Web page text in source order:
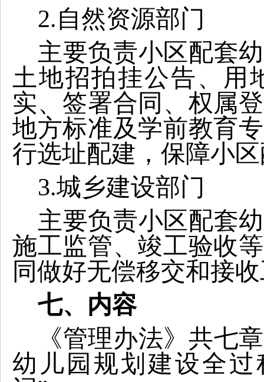
2.自然资源部门
主要负责小区配套
土地招拍挂公告、用
实、签署合同、权属
地方标准及学前教育
行选址配建，保障小
3.城乡建设部门
主要负责小区配套
施工监管、竣工验收
同做好无偿移交和接
七、内容
《管理办法》共七
幼儿园规划建设全